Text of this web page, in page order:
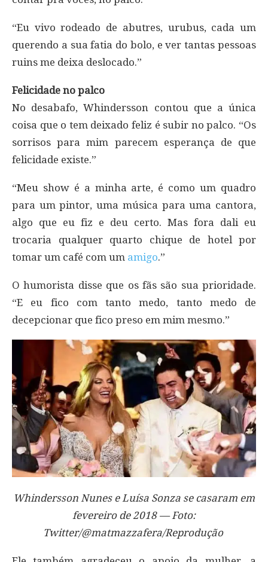
“Eu vivo rodeado de abutres, urubus, cada um
querendo a sua fatia do bolo, e ver tantas pessoas
ruins me deixa deslocado.”
Felicidade no palco
No desabafo, Whindersson contou que a única
coisa que o tem deixado feliz é subir no palco. “Os
sorrisos para mim parecem esperança de que
felicidade existe.”
“Meu show é a minha arte, é como um quadro
para um pintor, uma música para uma cantora,
algo que eu fiz e deu certo. Mas fora dali eu
trocaria qualquer quarto chique de hotel por
tomar um café com um amigo.”
O humorista disse que os fãs são sua prioridade.
“E eu fico com tanto medo, tanto medo de
decepcionar que fico preso em mim mesmo.”
Whindersson Nunes e Luísa Sonza se casaram em
fevereiro de 2018 — Foto:
Twitter/@matmazzafera/Reprodução